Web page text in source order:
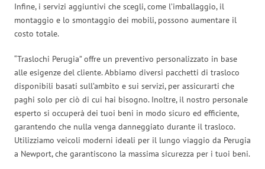
Infine, i servizi aggiuntivi che scegli, come l’imballaggio, il
montaggio e lo smontaggio dei mobili, possono aumentare il
costo totale.
“Traslochi Perugia” offre un preventivo personalizzato in base
alle esigenze del cliente. Abbiamo diversi pacchetti di trasloco
disponibili basati sull’ambito e sui servizi, per assicurarti che
paghi solo per ciò di cui hai bisogno. Inoltre, il nostro personale
esperto si occuperà dei tuoi beni in modo sicuro ed efficiente,
garantendo che nulla venga danneggiato durante il trasloco.
Utilizziamo veicoli moderni ideali per il lungo viaggio da Perugia
a Newport, che garantiscono la massima sicurezza per i tuoi beni.